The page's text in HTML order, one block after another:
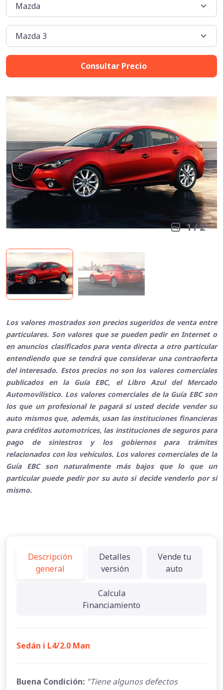
Consultar Precio
1/2
Los valores mostrados son precios sugeridos de venta entre
particulares. Son valores que se pueden pedir en Internet o
en anuncios clasificados para venta directa a otro particular
entendiendo que se tendrá que considerar una contraoferta
del interesado. Estos precios no son los valores comerciales
publicados en la Guía EBC, el Libro Azul del Mercado
Automovilístico. Los valores comerciales de la Guía EBC son
los que un profesional le pagará si usted decide vender su
auto mismos que, además, usan las instituciones financieras
para créditos automotrices, las instituciones de seguros para
pago de siniestros y los gobiernos para trámites
relacionados con los vehículos. Los valores comerciales de la
Guía EBC son naturalmente más bajos que lo que un
particular puede pedir por su auto si decide venderlo por si
mismo.
Descripción
general
Detalles
versión
Vende tu
auto
Calcula
Financiamiento
Sedán i L4/2.0 Man
Buena Condición: "Tiene algunos defectos